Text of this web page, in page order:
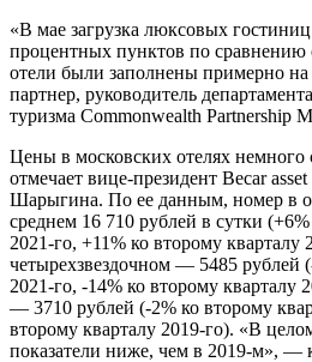
«В мае загрузка люксовых
процентных пунктов по сравнению
отели были заполнены примерно
партнер, руководитель
туризма Commonwealth Partnership
Цены в московских отелях немного
отмечает вице-президент Becar
Шарыгина. По ее данным, номер в
среднем 16 710 рублей в сутки
2021-го, +11% ко второму кварталу
четырехзвездочном — 5485 рублей
2021-го, -14% ко второму кварталу
— 3710 рублей (-2% ко второму
второму кварталу 2019-го). «В
показатели ниже, чем в 2019-м», —